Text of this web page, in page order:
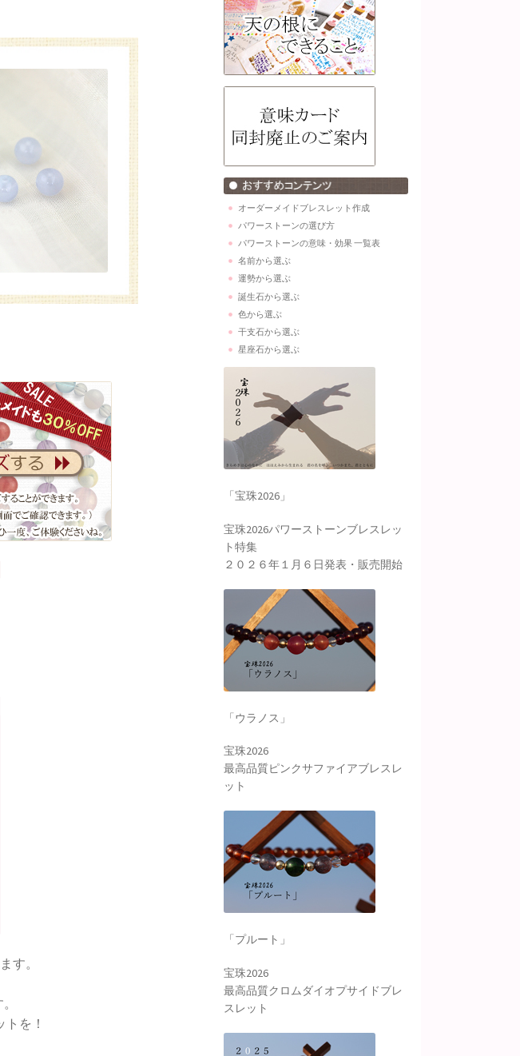
す。
を！
オーダーメイドブレスレット作成
パワーストーンの選び方
パワーストーンの意味・効果 一覧表
名前から選ぶ
運勢から選ぶ
誕生石から選ぶ
色から選ぶ
干支石から選ぶ
星座石から選ぶ
「宝珠2026」
宝珠2026パワーストーンブレスレッ
ト特集
２０２６年１月６日発表・販売開始
「ウラノス」
宝珠2026
最高品質ピンクサファイアブレスレ
ット
「プルート」
宝珠2026
最高品質クロムダイオプサイドブレ
スレット